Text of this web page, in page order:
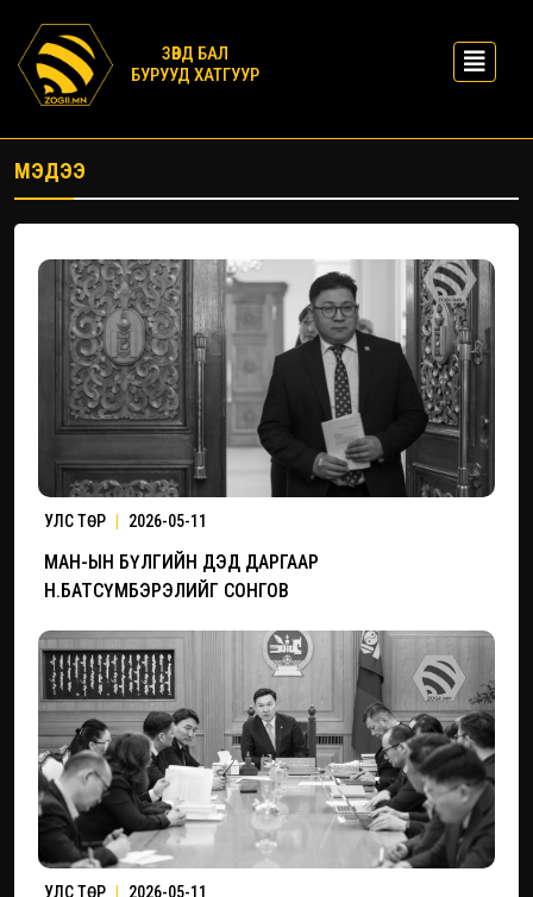
ЗӨВД БАЛ
БУРУУД ХАТГУУР
МЭДЭЭ
УЛС ТӨР 2026-05-11
МАН-ЫН БҮЛГИЙН ДЭД ДАРГААР
Н.БАТСҮМБЭРЭЛИЙГ СОНГОВ
УЛС ТӨР 2026-05-11